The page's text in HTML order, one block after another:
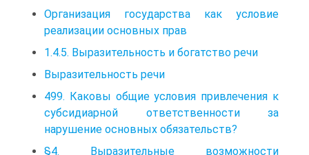
Организация государства как условие
реализации основных прав
1.4.5. Выразительность и богатство речи
Выразительность речи
499. Каковы общие условия привлечения к
субсидиарной ответственности за
нарушение основных обязательств?
§4. Выразительные возможности